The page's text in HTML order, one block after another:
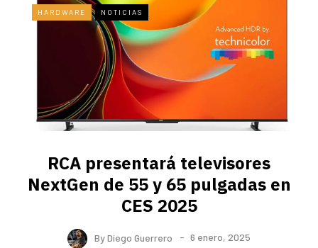
HARDWARE NOTICIAS
RCA presentará televisores
NextGen de 55 y 65 pulgadas en
CES 2025
ByDiego Guerrero 6 enero, 2025